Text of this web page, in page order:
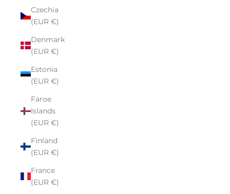
Czechia
(EUR €)
Denmark
(EUR €)
Estonia
(EUR €)
Faroe
Islands
(EUR €)
Finland
(EUR €)
France
(EUR €)